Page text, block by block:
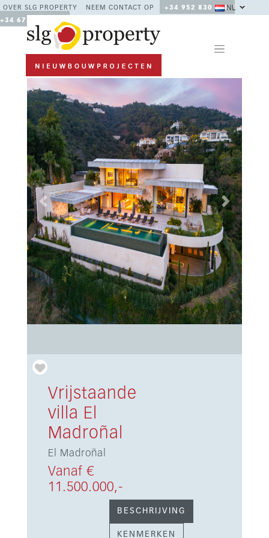
OVER SLG PROPERTY NEEM CONTACT OP
+34 952 830 378 /
+34 677 670 480
NL
Previous Next
Vrijstaande
villa El
Madroñal
El Madroñal
Vanaf €
11.500.000,-
BESCHRIJVING
KENMERKEN